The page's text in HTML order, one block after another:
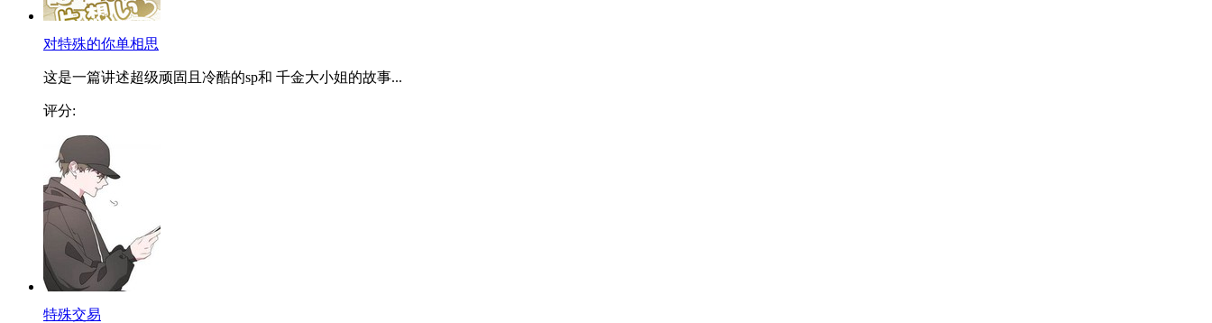
对特殊的你单相思
这是一篇讲述超级顽固且冷酷的sp和 千金大小姐的故事...
评分:
特殊交易